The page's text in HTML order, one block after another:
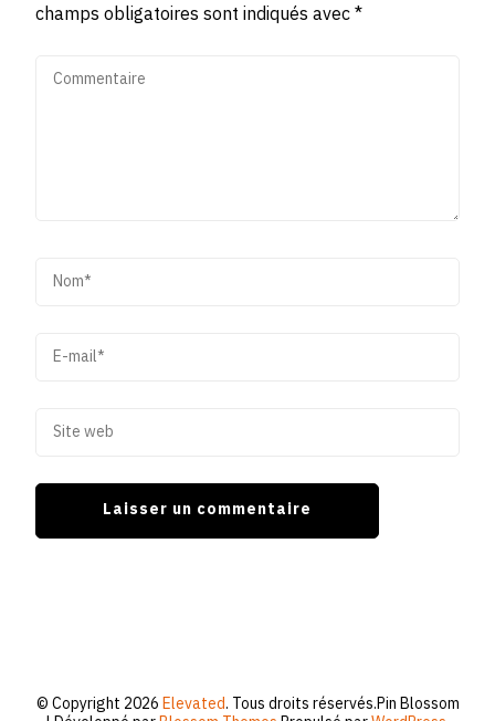
champs obligatoires sont indiqués avec*
© Copyright 2026Elevated. Tous droits réservés.Pin Blossom